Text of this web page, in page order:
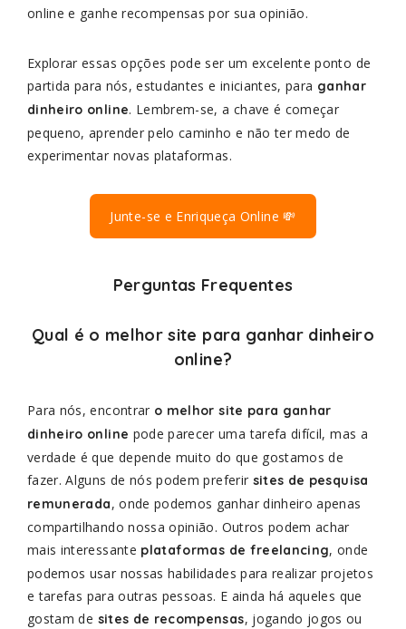
online e ganhe recompensas por sua opinião.
Explorar essas opções pode ser um excelente ponto de
partida para nós, estudantes e iniciantes, para ganhar
dinheiro online. Lembrem-se, a chave é começar
pequeno, aprender pelo caminho e não ter medo de
experimentar novas plataformas.
Junte-se e Enriqueça Online 💸
Perguntas Frequentes
Qual é o melhor site para ganhar dinheiro
online?
Para nós, encontrar o melhor site para ganhar
dinheiro online pode parecer uma tarefa difícil, mas a
verdade é que depende muito do que gostamos de
fazer. Alguns de nós podem preferir sites de pesquisa
remunerada, onde podemos ganhar dinheiro apenas
compartilhando nossa opinião. Outros podem achar
mais interessante plataformas de freelancing, onde
podemos usar nossas habilidades para realizar projetos
e tarefas para outras pessoas. E ainda há aqueles que
gostam de sites de recompensas, jogando jogos ou